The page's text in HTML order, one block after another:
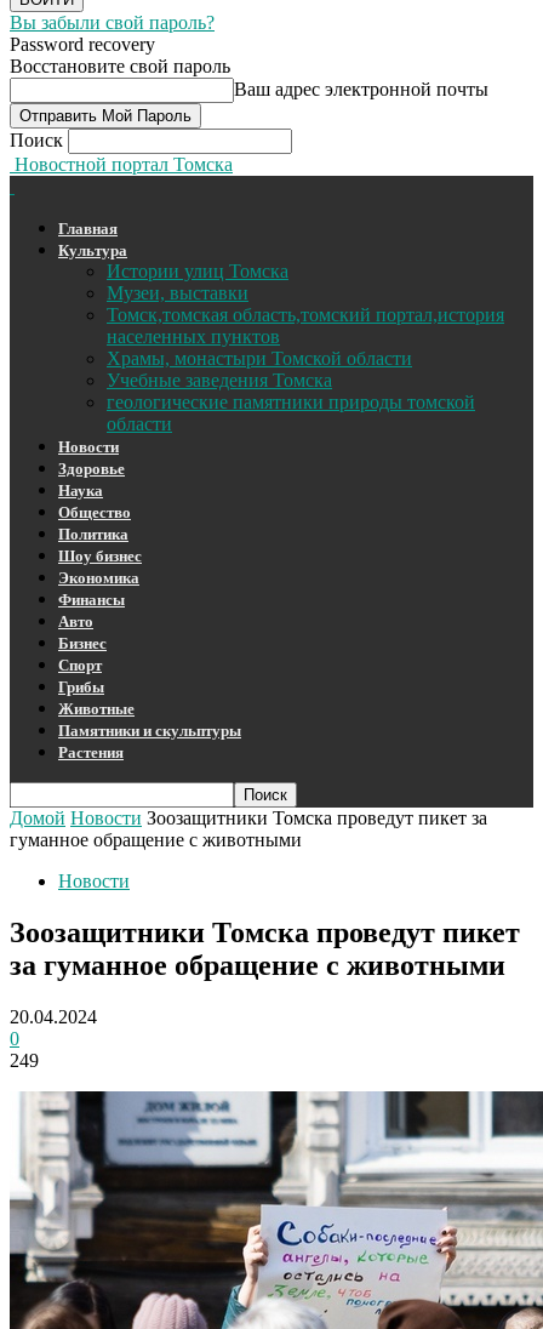
Вы забыли свой пароль?
Password recovery
Восстановите свой пароль
Ваш адрес электронной почты
Поиск
Новостной портал Томска
Главная
Культура
Истории улиц Томска
Музеи, выставки
Томск,томская область,томский портал,история
населенных пунктов
Храмы, монастыри Томской области
Учебные заведения Томска
геологические памятники природы томской
области
Новости
Здоровье
Наука
Общество
Политика
Шоу бизнес
Экономика
Финансы
Авто
Бизнес
Спорт
Грибы
Животные
Памятники и скульптуры
Растения
Домой Новости Зоозащитники Томска проведут пикет за
гуманное обращение с животными
Новости
Зоозащитники Томска проведут пикет
за гуманное обращение с животными
20.04.2024
0
249